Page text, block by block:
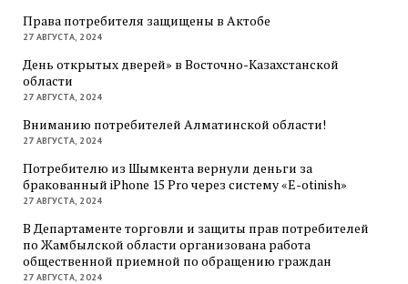
Права потребителя защищены в Актобе
27 АВГУСТА, 2024
День открытых дверей» в Восточно-Казахстанской
области
27 АВГУСТА, 2024
Вниманию потребителей Алматинской области!
27 АВГУСТА, 2024
Потребителю из Шымкента вернули деньги за
бракованный iPhone 15 Pro через систему «E-otinish»
27 АВГУСТА, 2024
В Департаменте торговли и защиты прав потребителей
по Жамбылской области организована работа
общественной приемной по обращению граждан
27 АВГУСТА, 2024